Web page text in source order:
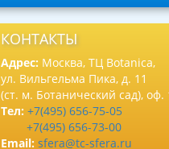
КОНТАКТЫ
Адрес: Москва, ТЦ Botanica,
ул. Вильгельма Пика, д. 11
(ст. м. Ботанический сад), оф.
Тел: +7(495) 656-75-05
+7(495) 656-73-00
Email: sfera@tc-sfera.ru